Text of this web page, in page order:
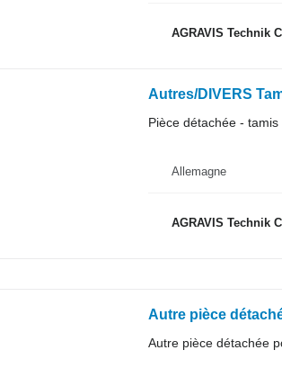
AGRAVIS Technik
Autres/DIVERS
Pièce détachée - tamis
Allemagne
AGRAVIS Technik
Autre pièce
Autre pièce détachée